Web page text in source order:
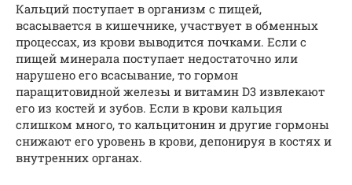
Кальций поступает в организм с пищей,
всасывается в кишечнике, участвует в обменных
процессах, из крови выводится почками. Если с
пищей минерала поступает недостаточно или
нарушено его всасывание, то гормон
паращитовидной железы и витамин D3 извлекают
его из костей и зубов. Если в крови кальция
слишком много, то кальцитонин и другие гормоны
снижают его уровень в крови, депонируя в костях и
внутренних органах.